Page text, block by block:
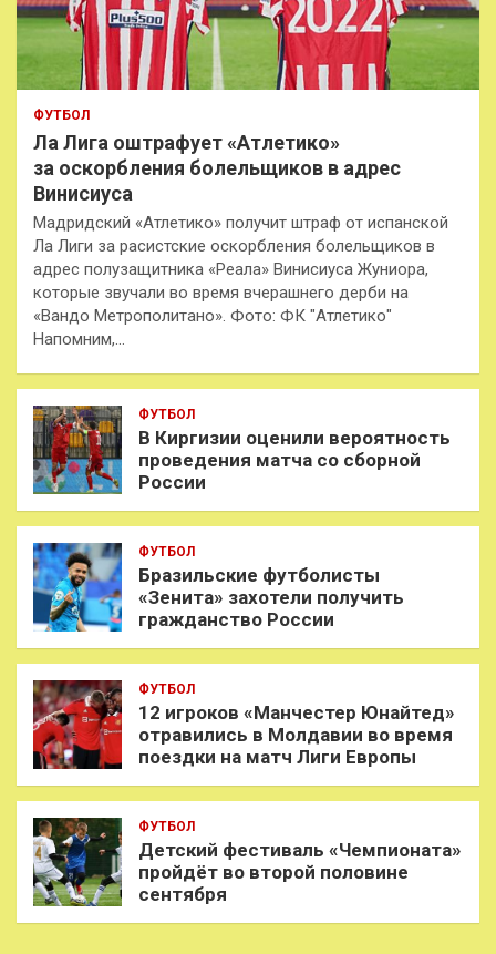
ФУТБОЛ
Ла Лига оштрафует «Атлетико»
за оскорбления болельщиков в адрес
Винисиуса
Мадридский «Атлетико» получит штраф от испанской
Ла Лиги за расистские оскорбления болельщиков в
адрес полузащитника «Реала» Винисиуса Жуниора,
которые звучали во время вчерашнего дерби на
«Вандо Метрополитано». Фото: ФК "Атлетико"
Напомним,…
ФУТБОЛ
В Киргизии оценили вероятность
проведения матча со сборной
России
ФУТБОЛ
Бразильские футболисты
«Зенита» захотели получить
гражданство России
ФУТБОЛ
12 игроков «Манчестер Юнайтед»
отравились в Молдавии во время
поездки на матч Лиги Европы
ФУТБОЛ
Детский фестиваль «Чемпионата»
пройдёт во второй половине
сентября